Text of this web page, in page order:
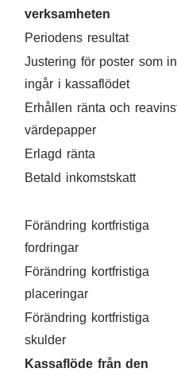
verksamheten
Periodens resultat
Justering för poster som
ingår i kassaflödet
Erhållen ränta och
värdepapper
Erlagd ränta
Betald inkomstskatt
Förändring kortfristiga
fordringar
Förändring kortfristiga
placeringar
Förändring kortfristiga
skulder
Kassaflöde från den